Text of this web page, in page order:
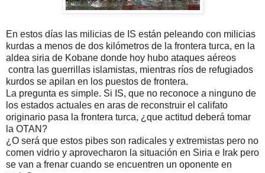
En estos días las milicias de IS están peleando con milicias
kurdas a menos de dos kilómetros de la frontera turca, en la
aldea siria de Kobane donde hoy hubo ataques aéreos
contra las guerrillas islamistas, mientras ríos de refugiados
kurdos se apilan en los puestos de frontera.
La pregunta es simple. Si IS, que no reconoce a ninguno de
los estados actuales en aras de reconstruir el califato
originario pasa la frontera turca, ¿que actitud deberá tomar
la OTAN?
¿O será que estos pibes son radicales y extremistas pero no
comen vidrio y aprovecharon la situación en Siria e Irak pero
se van a frenar cuando se encuentren un oponente en